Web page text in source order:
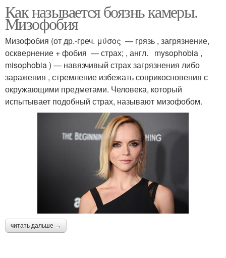
Как называется боязнь камеры.
Мизофобия
Мизофобия (от др.-греч. μύσος — грязь , загрязнение,
осквернение + фобия — страх; , англ. mysophobia ,
misophobia ) — навязчивый страх загрязнения либо
заражения , стремление избежать соприкосновения с
окружающими предметами. Человека, который
испытывает подобный страх, называют мизофобом.
читать дальше →